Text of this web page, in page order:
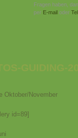
Fragen haben,
per E-mail oder
GUIDING-
Oktober/November
id=89]